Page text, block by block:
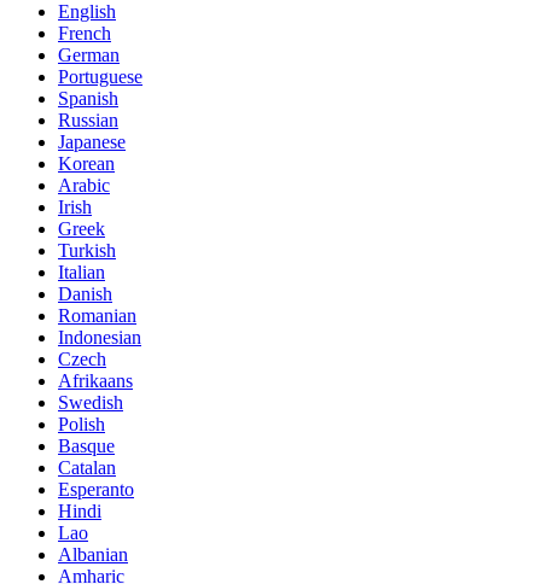
English
French
German
Portuguese
Spanish
Russian
Japanese
Korean
Arabic
Irish
Greek
Turkish
Italian
Danish
Romanian
Indonesian
Czech
Afrikaans
Swedish
Polish
Basque
Catalan
Esperanto
Hindi
Lao
Albanian
Amharic